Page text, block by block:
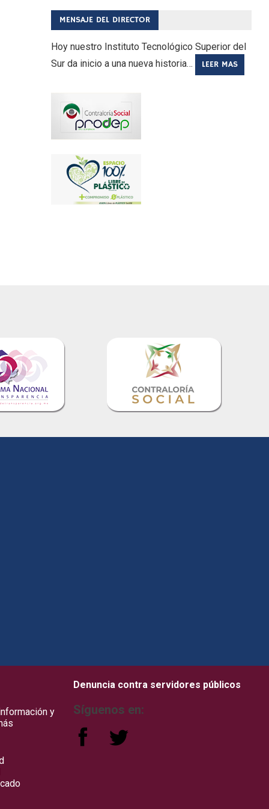
MENSAJE DEL DIRECTOR
Hoy nuestro Instituto Tecnológico Superior del
Sur da inicio a una nueva historia…
LEER MAS
y
Denuncia contra servidores públicos
Síguenos en: